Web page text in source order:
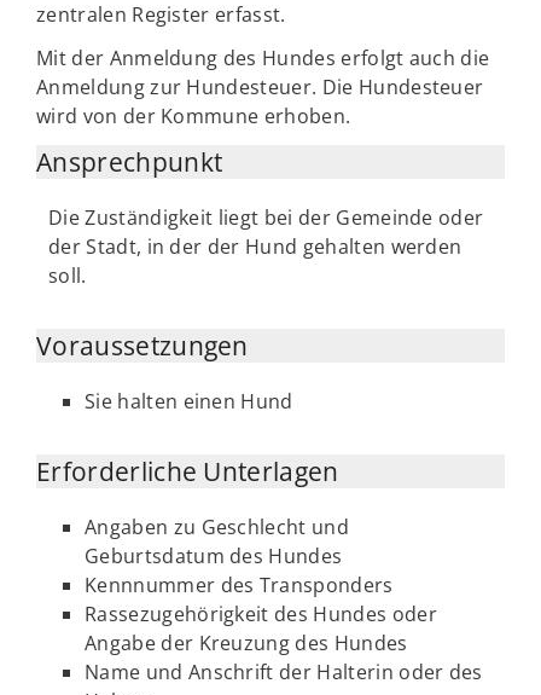
zentralen Register erfasst.
Mit der Anmeldung des Hundes erfolgt auch die
Anmeldung zur Hundesteuer. Die Hundesteuer
wird von der Kommune erhoben.
Ansprechpunkt
Die Zuständigkeit liegt bei der Gemeinde oder
der Stadt, in der der Hund gehalten werden
soll.
Voraussetzungen
Sie halten einen Hund
Erforderliche Unterlagen
Angaben zu Geschlecht und
Geburtsdatum des Hundes
Kennnummer des Transponders
Rassezugehörigkeit des Hundes oder
Angabe der Kreuzung des Hundes
Name und Anschrift der Halterin oder des